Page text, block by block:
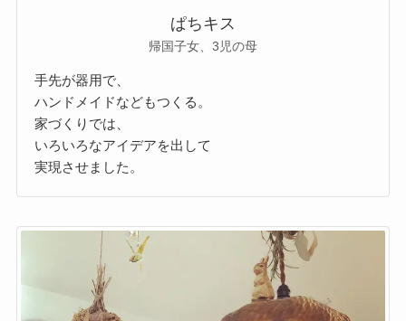
ぱちキス
帰国子女、3児の母
手先が器用で、
ハンドメイドなどもつくる。
家づくりでは、
いろいろなアイデアを出して
実現させました。